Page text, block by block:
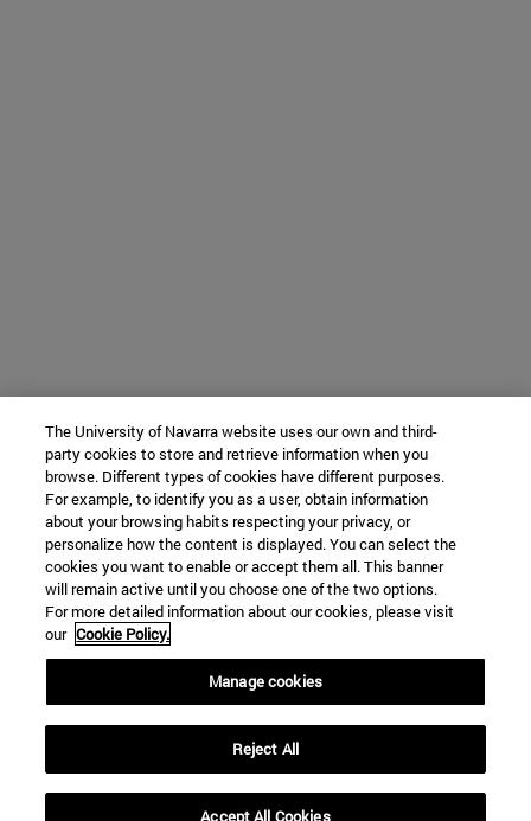
The University of Navarra website uses our own and third-
party cookies to store and retrieve information when you
browse. Different types of cookies have different purposes.
For example, to identify you as a user, obtain information
about your browsing habits respecting your privacy, or
personalize how the content is displayed. You can select the
cookies you want to enable or accept them all. This banner
will remain active until you choose one of the two options.
For more detailed information about our cookies, please visit
our Cookie Policy.
Manage cookies
Reject All
Accept All Cookies